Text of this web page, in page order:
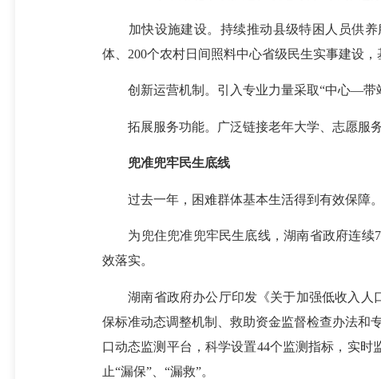
加快设施建设。持续推动县级特困人员供养
体、200个农村日间照料中心省级民生实事建
创新运营机制。引入专业力量采取“中心—
拓展服务功能。广泛链接老年大学、志愿服务
兜准兜牢民生底线
过去一年，困难群体基本生活得到有效保
为兜住兜准兜牢民生底线，湖南省政府连续7
效落实。
湖南省政府办公厅印发《关于加强低收入人
保标准动态调整机制、救助资金监督检查办法和
口动态监测平台，科学设置44个监测指标，实时
止“漏保”、“漏救”。